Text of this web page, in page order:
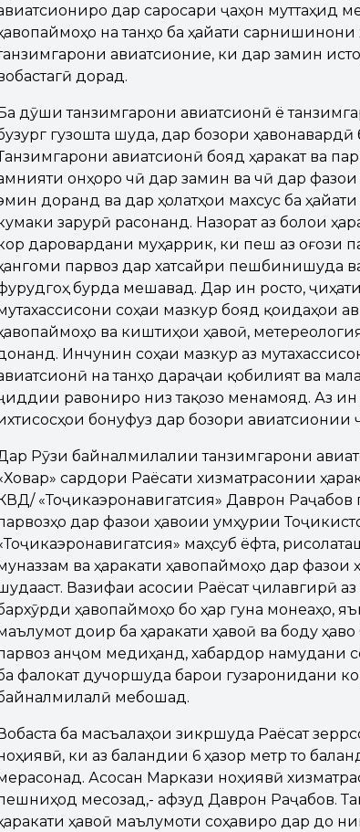
дар саросари ҷаҳон муттаҳид
на танҳо ба ҳайати сарнишинони
авиатсионие, ки дар замин
дорад.
Ба дӯши танзимгарони авиатсионӣ ё
гузошта шуда, дар бозори ҳавонавардӣ
авиатсионӣ бояд ҳаракат ва
онҳоро чӣ дар замин ва чӣ дар
доранд ва дар ҳолатҳои махсус ба
зарурӣ расонанд. Назорат аз болои
даровардани муҳаррик, ки пеш аз оғози
парвоз дар хатсайри пешбинишуда
бурда мешавад. Дар ин росто,
соҳаи мазкур бояд қоидаҳои
ва киштиҳои ҳавоӣ,
Инчунин соҳаи мазкур аз
на танҳо дараҷаи қобилият ва
равониро низ тақозо менамояд. Аз ин
бонуфуз дар бозори авиатсионии
Рӯзи байналмилалии танзимгарони
сардори Раёсати хизматрасонии
КВД/ «Тоҷикаэронавигатсия» Даврон Раҷабов
дар фазои ҳавоии Ҷумҳурии
маҳсуб ёфта,
ва ҳаракати ҳавопаймоҳо дар
Вазифаи асосии Раёсат ҷилавгирӣ
ҳавопаймоҳо бо ҳар гуна монеаҳо,
доир ба ҳаракати ҳавоӣ ва боду
анҷом медиҳанд, хабардор намудани
фалокат дучоршуда барои гузаронидани
мебошад.
Вобаста ба масъалаҳои зикршуда Раёсат
ки аз баландии 6 ҳазор метр то
Асосан Маркази ноҳиявӣ
месозад,- афзуд Даврон Раҷабов.
ҳавоӣ маълумоти соҳавиро дар до